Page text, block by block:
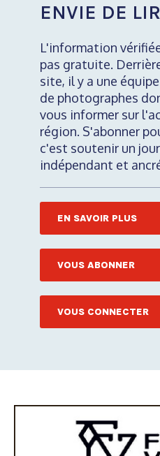
ENVIE DE
L'information
pas gratuite.
site, il y a une
de photographes
vous informer sur
région. S'abonner
c'est soutenir un
indépendant et
EN SAVOIR PLUS
VOUS ABONNER
VOUS CONNECTER